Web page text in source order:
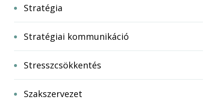
Stratégia
Stratégiai kommunikáció
Stresszcsökkentés
Szakszervezet